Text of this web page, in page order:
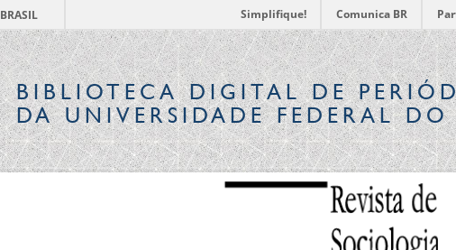
BRASIL Simplifique! Comunica BR
BIBLIOTECA DIGITALDE
DA UNIVERSIDADE FEDERAL